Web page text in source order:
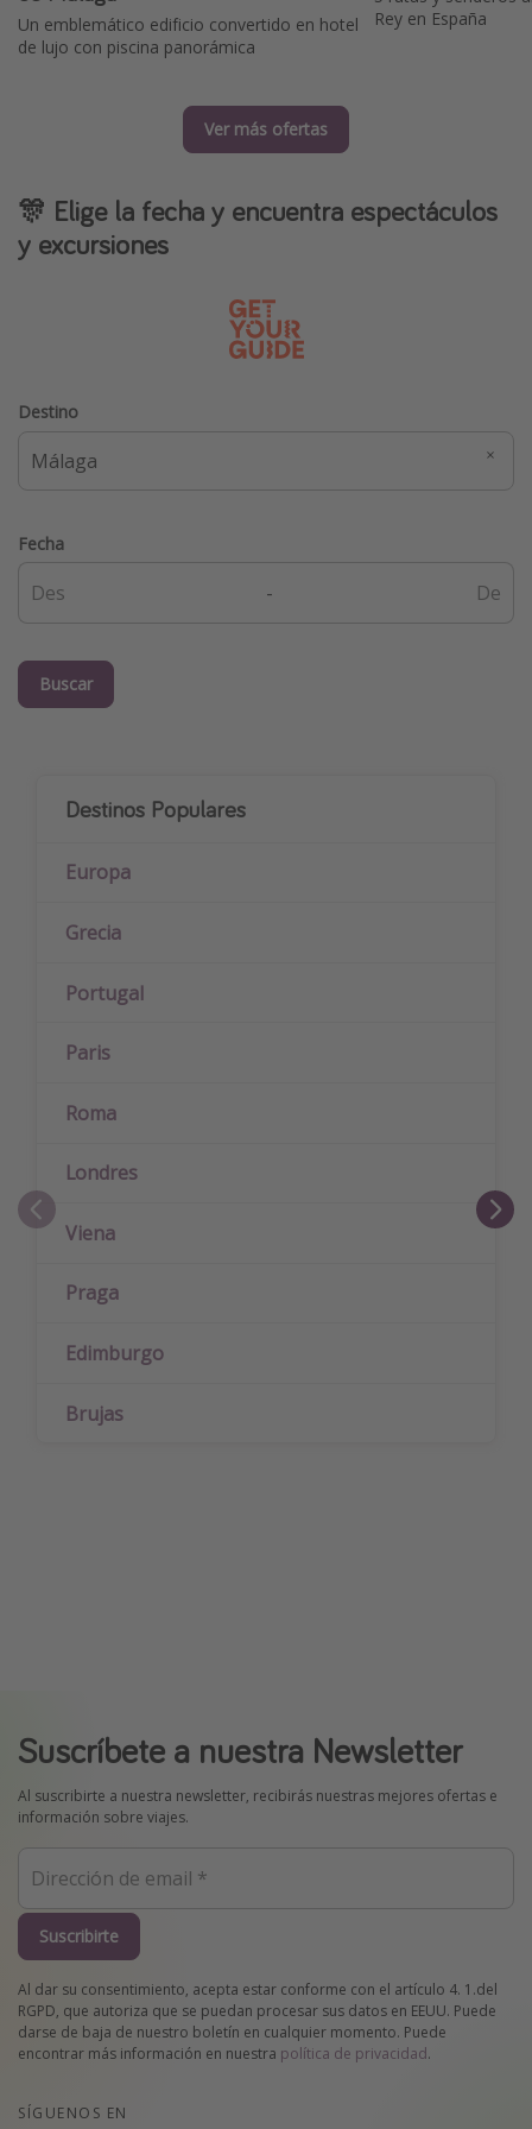
Un emblemático edificio convertido en hotel
de lujo con piscina panorámica
Rey en España
Ver más ofertas
🎊 Elige la fecha y encuentra espectáculos
y excursiones
Destino
Fecha
-
Buscar
Destinos Populares
Europa
Grecia
Portugal
Paris
Roma
Londres
Viena
Praga
Edimburgo
Brujas
Suscríbete a nuestra Newsletter
Al suscribirte a nuestra newsletter, recibirás nuestras mejores ofertas e
información sobre viajes.
Suscribirte
Al dar su consentimiento, acepta estar conforme con el artículo 4. 1.del
RGPD, que autoriza que se puedan procesar sus datos en EEUU. Puede
darse de baja de nuestro boletín en cualquier momento. Puede
encontrar más información en nuestra política de privacidad.
SÍGUENOS EN